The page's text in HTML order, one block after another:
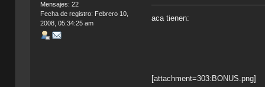
Mensajes: 22
Fecha de registro: Febrero 10,
2008, 05:34:25 am
aca tienen:
[attachment=303:BONUS.png]